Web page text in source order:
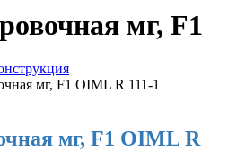
мг, F1
мг, F1 OIML R 111-1
мг, F1 OIML R